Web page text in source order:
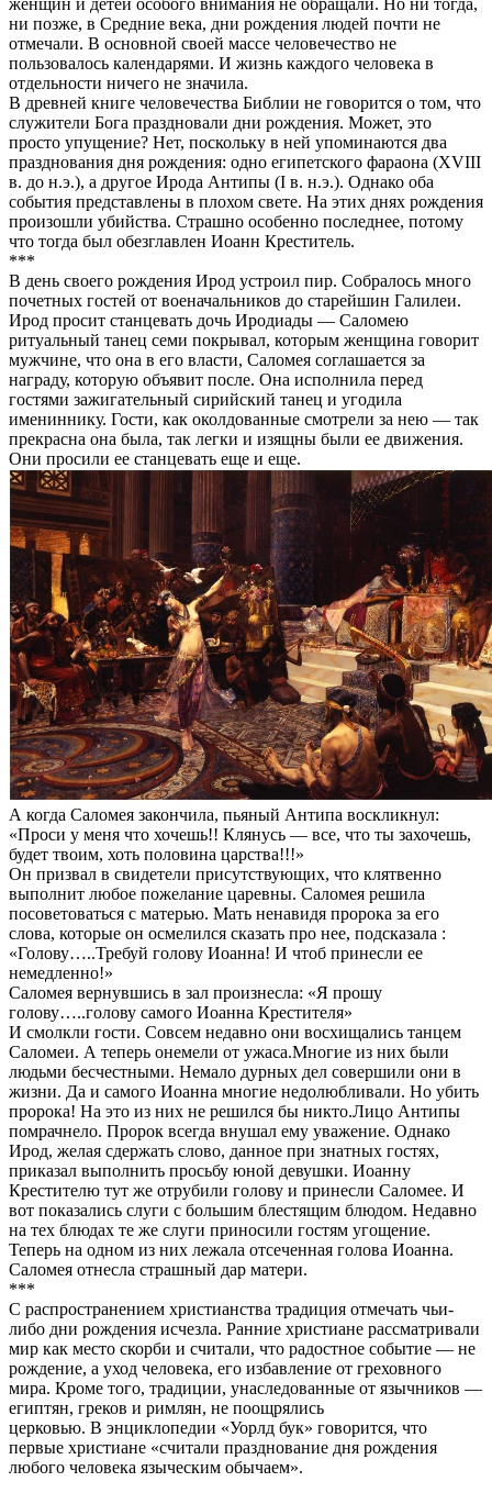
женщин и детей особого внимания не обращали. Но ни тогда,
ни позже, в Средние века, дни рождения людей почти не
отмечали. В основной своей массе человечество не
пользовалось календарями. И жизнь каждого человека в
отдельности ничего не значила.
В древней книге человечества Библии не говорится о том, что
служители Бога праздновали дни рождения. Может, это
просто упущение? Нет, поскольку в ней упоминаются два
празднования дня рождения: одно египетского фараона (XVIII
в. до н.э.), а другое Ирода Антипы (I в. н.э.). Однако оба
события представлены в плохом свете. На этих днях рождения
произошли убийства. Страшно особенно последнее, потому
что тогда был обезглавлен Иоанн Креститель.
***
В день своего рождения Ирод устроил пир. Собралось много
почетных гостей от военачальников до старейшин Галилеи.
Ирод просит станцевать дочь Иродиады — Саломею
ритуальный танец семи покрывал, которым женщина говорит
мужчине, что она в его власти, Саломея соглашается за
награду, которую объявит после. Она исполнила перед
гостями зажигательный сирийский танец и угодила
имениннику. Гости, как околдованные смотрели за нею — так
прекрасна она была, так легки и изящны были ее движения.
Они просили ее станцевать еще и еще.
А когда Саломея закончила, пьяный Антипа воскликнул:
«Проси у меня что хочешь!! Клянусь — все, что ты захочешь,
будет твоим, хоть половина царства!!!»
Он призвал в свидетели присутствующих, что клятвенно
выполнит любое пожелание царевны. Саломея решила
посоветоваться с матерью. Мать ненавидя пророка за его
слова, которые он осмелился сказать про нее, подсказала :
«Голову…..Требуй голову Иоанна! И чтоб принесли ее
немедленно!»
Саломея вернувшись в зал произнесла: «Я прошу
голову…..голову самого Иоанна Крестителя»
И смолкли гости. Совсем недавно они восхищались танцем
Саломеи. А теперь онемели от ужаса.Многие из них были
людьми бесчестными. Немало дурных дел совершили они в
жизни. Да и самого Иоанна многие недолюбливали. Но убить
пророка! На это из них не решился бы никто.Лицо Антипы
помрачнело. Пророк всегда внушал ему уважение. Однако
Ирод, желая сдержать слово, данное при знатных гостях,
приказал выполнить просьбу юной девушки. Иоанну
Крестителю тут же отрубили голову и принесли Саломее. И
вот показались слуги с большим блестящим блюдом. Недавно
на тех блюдах те же слуги приносили гостям угощение.
Теперь на одном из них лежала отсеченная голова Иоанна.
Саломея отнесла страшный дар матери.
***
С распространением христианства традиция отмечать чьи-
либо дни рождения исчезла. Ранние христиане рассматривали
мир как место скорби и считали, что радостное событие — не
рождение, а уход человека, его избавление от греховного
мира. Кроме того, традиции, унаследованные от язычников —
египтян, греков и римлян, не поощрялись
церковью. В энциклопедии «Уорлд бук» говорится, что
первые христиане «считали празднование дня рождения
любого человека языческим обычаем».